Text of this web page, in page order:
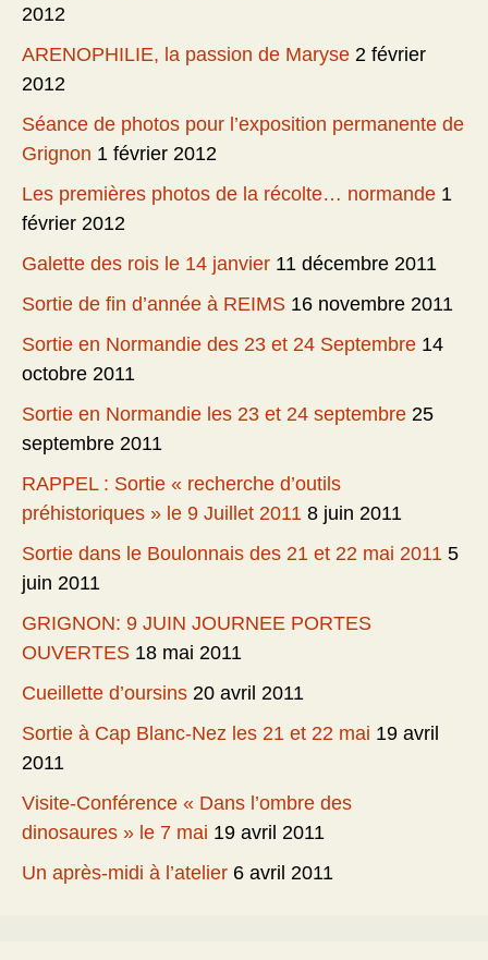
2012
ARENOPHILIE, la passion de Maryse 2 février
2012
Séance de photos pour l’exposition permanente de
Grignon 1 février 2012
Les premières photos de la récolte… normande 1
février 2012
Galette des rois le 14 janvier 11 décembre 2011
Sortie de fin d’année à REIMS 16 novembre 2011
Sortie en Normandie des 23 et 24 Septembre 14
octobre 2011
Sortie en Normandie les 23 et 24 septembre 25
septembre 2011
RAPPEL : Sortie « recherche d’outils
préhistoriques » le 9 Juillet 2011 8 juin 2011
Sortie dans le Boulonnais des 21 et 22 mai 2011 5
juin 2011
GRIGNON: 9 JUIN JOURNEE PORTES
OUVERTES 18 mai 2011
Cueillette d’oursins 20 avril 2011
Sortie à Cap Blanc-Nez les 21 et 22 mai 19 avril
2011
Visite-Conférence « Dans l’ombre des
dinosaures » le 7 mai 19 avril 2011
Un après-midi à l’atelier 6 avril 2011